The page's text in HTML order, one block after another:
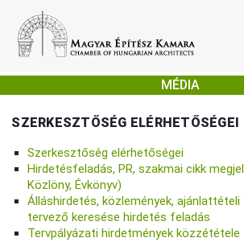
MÉDIA
SZERKESZTŐSÉG ELÉRHETŐSÉGEI
Szerkesztőség elérhetőségei
Hirdetésfeladás, PR, szakmai cikk
Közlöny, Évkönyv)
Álláshirdetés, közlemények,
tervező keresése hirdetés feladás
Tervpályázati hirdetmények közzététele